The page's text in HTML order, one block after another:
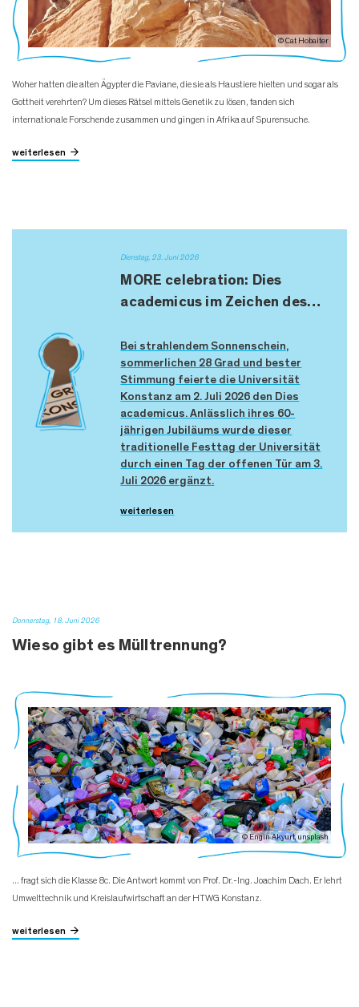
© Cat Hobaiter
Woher hatten die alten Ägypter die Paviane, die sie als Haustiere hielten und sogar als
Gottheit verehrten? Um dieses Rätsel mittels Genetik zu lösen, fanden sich
internationale Forschende zusammen und gingen in Afrika auf Spurensuche.
weiterlesen
Dienstag, 23. Juni 2026
MORE celebration: Dies
academicus im Zeichen des…
Bei strahlendem Sonnenschein,
sommerlichen 28 Grad und bester
Stimmung feierte die Universität
Konstanz am 2. Juli 2026 den Dies
academicus. Anlässlich ihres 60-
jährigen Jubiläums wurde dieser
traditionelle Festtag der Universität
durch einen Tag der offenen Tür am 3.
Juli 2026 ergänzt.
weiterlesen
Donnerstag, 18. Juni 2026
Wieso gibt es Mülltrennung?
© Engin Akyurt, unsplash
... fragt sich die Klasse 8c. Die Antwort kommt von Prof. Dr.-Ing. Joachim Dach. Er lehrt
Umwelttechnik und Kreislaufwirtschaft an der HTWG Konstanz.
weiterlesen